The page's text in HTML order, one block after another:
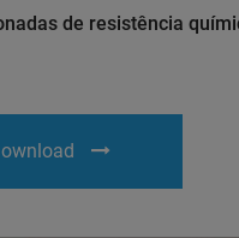
de resistência